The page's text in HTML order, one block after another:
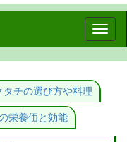
Toggle
タチの選び方や料理
栄養価と効能